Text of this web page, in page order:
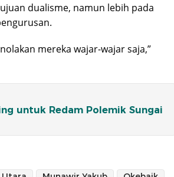
dualisme, namun lebih pada
mereka wajar-wajar saja,”
untuk Redam Polemik Sungai